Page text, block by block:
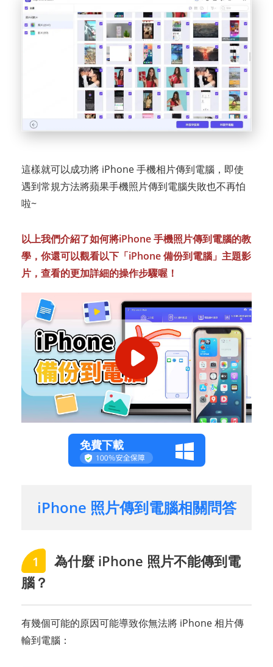
這樣就可以成功將 iPhone 手機相片傳到電腦，即使
遇到常規方法將蘋果手機照片傳到電腦失敗也不再怕
啦~
以上我們介紹了如何將iPhone 手機照片傳到電腦的教
學，你還可以觀看以下「iPhone 備份到電腦」主題影
片，查看的更加詳細的操作步驟喔！
免費下載
iPhone 照片傳到電腦相關問答
1
為什麼 iPhone 照片不能傳到電
腦？
有幾個可能的原因可能導致你無法將 iPhone 相片傳
輸到電腦：